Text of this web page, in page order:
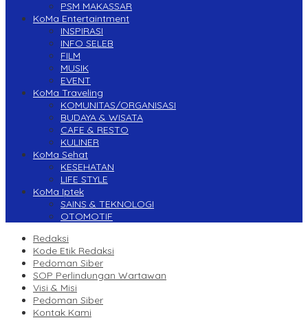
PSM MAKASSAR
KoMa Entertaintment
INSPIRASI
INFO SELEB
FILM
MUSIK
EVENT
KoMa Traveling
KOMUNITAS/ORGANISASI
BUDAYA & WISATA
CAFE & RESTO
KULINER
KoMa Sehat
KESEHATAN
LIFE STYLE
KoMa Iptek
SAINS & TEKNOLOGI
OTOMOTIF
Redaksi
Kode Etik Redaksi
Pedoman Siber
SOP Perlindungan Wartawan
Visi & Misi
Pedoman Siber
Kontak Kami